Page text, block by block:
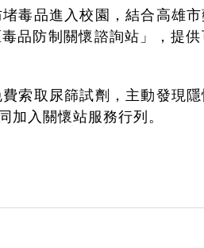
毒品進入校園，結合高雄
品防制關懷諮詢站」，提
索取尿篩試劑，主動發現
入關懷站服務行列。